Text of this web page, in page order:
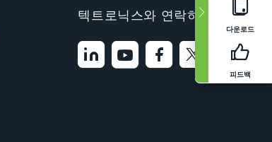
다운로드
피드백
텍트로닉스와 연락하기